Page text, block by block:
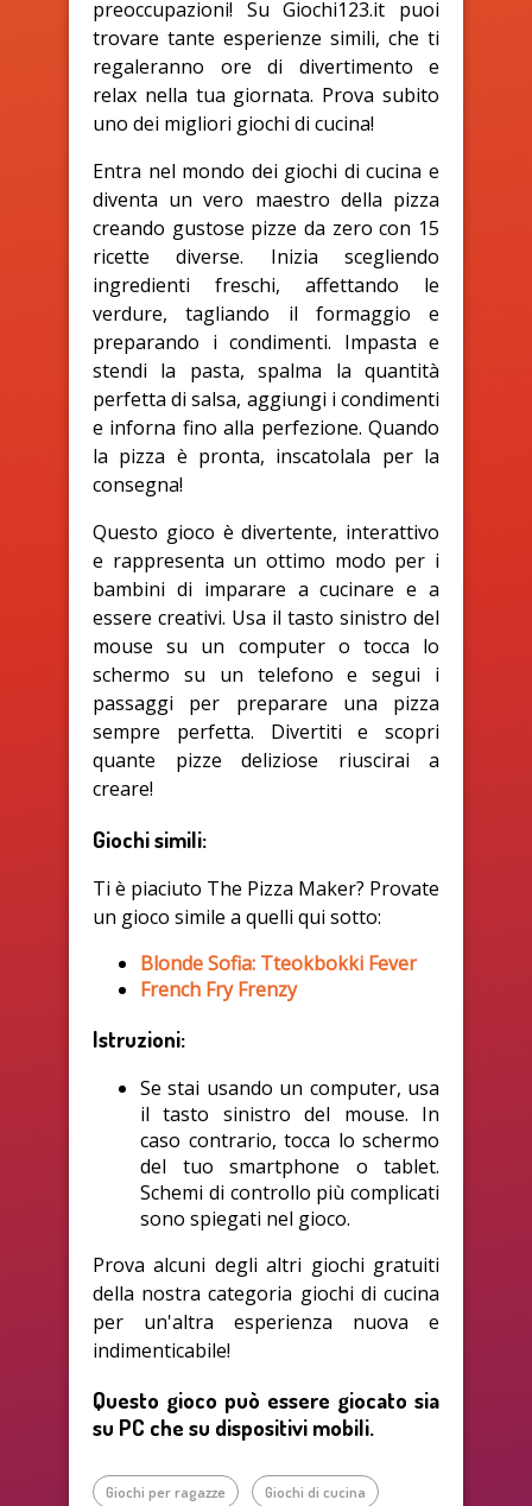
preoccupazioni! Su Giochi123.it puoi
trovare tante esperienze simili, che ti
regaleranno ore di divertimento e
relax nella tua giornata. Prova subito
uno dei migliori giochi di cucina!
Entra nel mondo dei giochi di cucina e
diventa un vero maestro della pizza
creando gustose pizze da zero con 15
ricette diverse. Inizia scegliendo
ingredienti freschi, affettando le
verdure, tagliando il formaggio e
preparando i condimenti. Impasta e
stendi la pasta, spalma la quantità
perfetta di salsa, aggiungi i condimenti
e inforna fino alla perfezione. Quando
la pizza è pronta, inscatolala per la
consegna!
Questo gioco è divertente, interattivo
e rappresenta un ottimo modo per i
bambini di imparare a cucinare e a
essere creativi. Usa il tasto sinistro del
mouse su un computer o tocca lo
schermo su un telefono e segui i
passaggi per preparare una pizza
sempre perfetta. Divertiti e scopri
quante pizze deliziose riuscirai a
creare!
Giochi simili:
Ti è piaciuto The Pizza Maker? Provate
un gioco simile a quelli qui sotto:
Blonde Sofia: Tteokbokki Fever
French Fry Frenzy
Istruzioni:
Se stai usando un computer, usa
il tasto sinistro del mouse. In
caso contrario, tocca lo schermo
del tuo smartphone o tablet.
Schemi di controllo più complicati
sono spiegati nel gioco.
Prova alcuni degli altri giochi gratuiti
della nostra categoria giochi di cucina
per un'altra esperienza nuova e
indimenticabile!
Questo gioco può essere giocato sia
su PC che su dispositivi mobili.
Giochi per ragazze Giochi di cucina